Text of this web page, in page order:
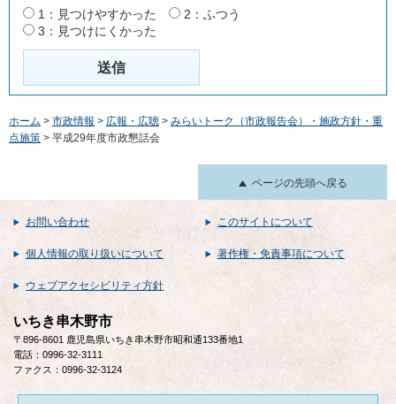
1：見つけやすかった
2：ふつう
3：見つけにくかった
ホーム > 市政情報 > 広報・広聴 > みらいトーク（市政報告会）・施政方針・重
点施策 > 平成29年度市政懇話会
ページの先頭へ戻る
お問い合わせ このサイトについて
個人情報の取り扱いについて 著作権・免責事項について
ウェブアクセシビリティ方針
いちき串木野市
〒896-8601 鹿児島県いちき串木野市昭和通133番地1
電話：0996-32-3111
ファクス：0996-32-3124